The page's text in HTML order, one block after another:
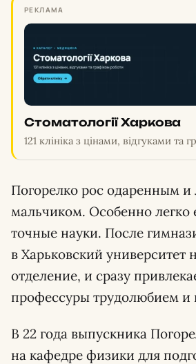
РЕКЛАМА
Стоматології Харкова
121 клініка з цінами, відгуками та
Погорелко рос одаренным
мальчиком. Особенно легко
точные науки. После
в Харьковский университет
отделение, и сразу
профессуры трудолюбием и
В 22 года выпускника
на кафедре физики для